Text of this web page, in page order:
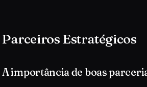
Parceiros Estratégicos
A importância de boas